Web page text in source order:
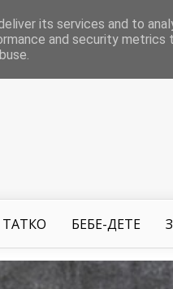
БЕБЕ-ДЕТЕ
its services and to
and security